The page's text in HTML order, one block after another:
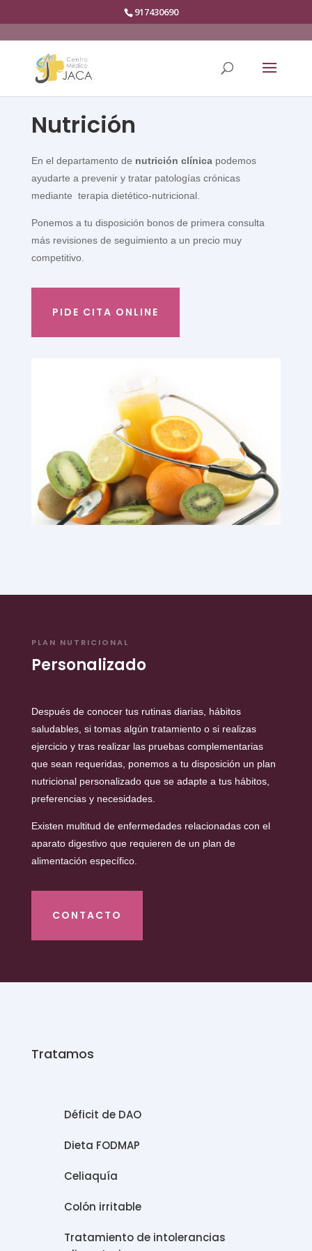
917430690
Nutrición
En el departamento de nutrición clínica podemos
ayudarte a prevenir y tratar patologías crónicas
mediante terapia dietético-nutricional.
Ponemos a tu disposición bonos de primera consulta
más revisiones de seguimiento a un precio muy
competitivo.
PIDE CITA ONLINE
PLAN NUTRICIONAL
Personalizado
Después de conocer tus rutinas diarias, hábitos
saludables, si tomas algún tratamiento o si realizas
ejercicio y tras realizar las pruebas complementarias
que sean requeridas, ponemos a tu disposición un plan
nutricional personalizado que se adapte a tus hábitos,
preferencias y necesidades.
Existen multitud de enfermedades relacionadas con el
aparato digestivo que requieren de un plan de
alimentación específico.
CONTACTO
Tratamos
Déficit de DAO
Dieta FODMAP
Celiaquía
Colón irritable
Tratamiento de intolerancias